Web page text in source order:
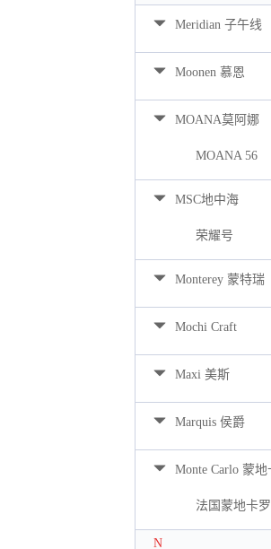
Meridian 子午线
Moonen 慕恩
MOANA莫阿娜
MOANA 56
MSC地中海
荣耀号
Monterey 蒙特瑞
Mochi Craft
Maxi 美斯
Marquis 侯爵
Monte Carlo 蒙地
法国蒙地卡
N